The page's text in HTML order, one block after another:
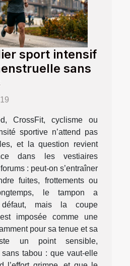
sport intensif
sans
CrossFit, cyclisme ou
sportive n’attend pas
et la question revient
dans les vestiaires
: peut-on s’entraîner
fuites, frottements ou
le tampon a
mais la coupe
imposée comme une
pour sa tenue et sa
un point sensible,
sans tabou : que vaut-elle